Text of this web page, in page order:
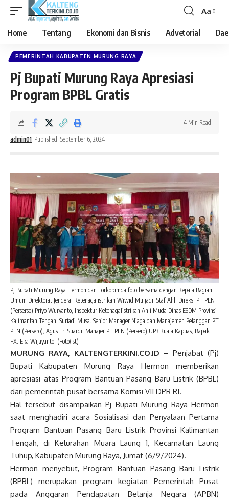
Font
Resizer
Aa
Home Tentang Ekonomi dan Bisnis Advetorial
PEMERINTAH KABUPATEN MURUNG RAYA
Pj Bupati Murung Raya Apresiasi
Program BPBL Gratis
admin01 Published: September 6, 2024
4 Min Read
Pj Bupati Murung Raya Hermon dan Forkopimda foto bersama dengan Kepala Bagian
Umum Direktorat Jenderal Ketenagalistrikan Wiwid Muljadi, Staf Ahli Direksi PT PLN
(Perserso) Priyo Wuryanto, Inspektur Ketenagalistrikan Ahli Muda Dinas ESDM Provinsi
Kalimantan Tengah, Suriadi Musa. Senior Manager Niaga dan Manajemen Pelanggan PT
PLN (Persero), Agus Tri Suardi, Manajer PT PLN (Persero) UP3 Kuala Kapuas, Bapak
FX. Eka Wijayanto. (Foto/Ist)
MURUNG RAYA, KALTENGTERKINI.CO.ID – Penjabat (Pj)
Bupati Kabupaten Murung Raya Hermon memberikan
apresiasi atas Program Bantuan Pasang Baru Listrik (BPBL)
dari pemerintah pusat bersama Komisi VII DPR RI.
Hal tersebut disampaikan Pj Bupati Murung Raya Hermon
saat menghadiri acara Sosialisasi dan Penyalaan Pertama
Program Bantuan Pasang Baru Listrik Provinsi Kalimantan
Tengah, di Kelurahan Muara Laung 1, Kecamatan Laung
Tuhup, Kabupaten Murung Raya, Jumat (6/9/2024).
Hermon menyebut, Program Bantuan Pasang Baru Listrik
(BPBL) merupakan program kegiatan Pemerintah Pusat
pada Anggaran Pendapatan Belanja Negara (APBN)